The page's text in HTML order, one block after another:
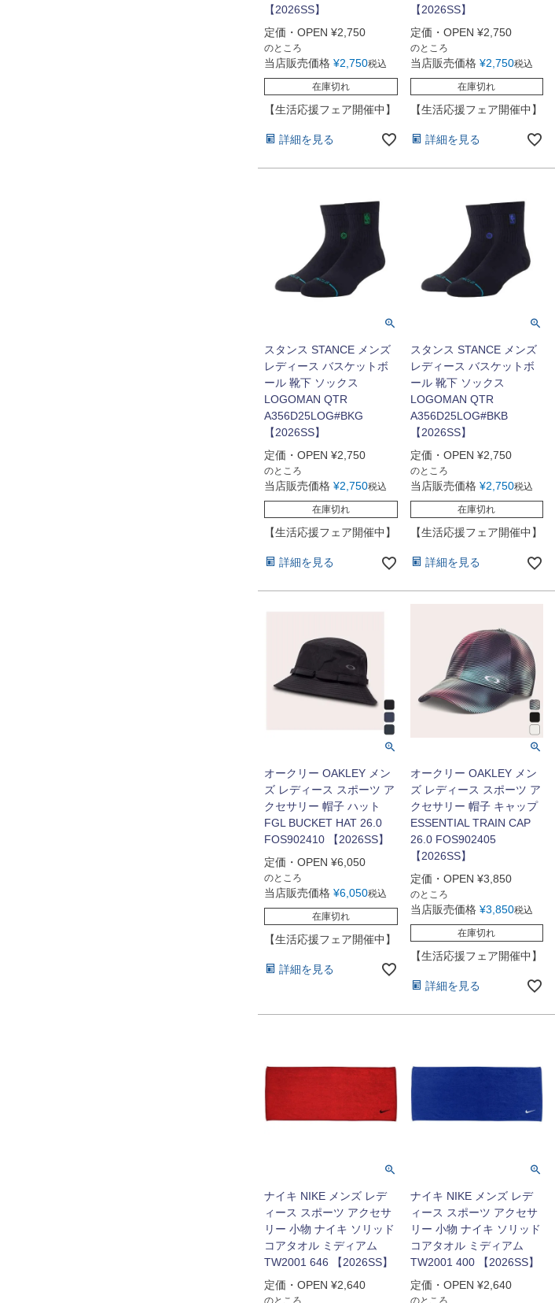
【2026SS】
定価・OPEN ¥2,750
のところ
当店販売価格 ¥2,750税込
在庫切れ
【生活応援フェア開催中】
詳細を見る
【2026SS】
定価・OPEN ¥2,750
のところ
当店販売価格 ¥2,750税込
在庫切れ
【生活応援フェア開催中】
詳細を見る
スタンス STANCE メンズ
レディース バスケットボ
ール 靴下 ソックス
LOGOMAN QTR
A356D25LOG#BKG
【2026SS】
定価・OPEN ¥2,750
のところ
当店販売価格 ¥2,750税込
在庫切れ
【生活応援フェア開催中】
詳細を見る
スタンス STANCE メンズ
レディース バスケットボ
ール 靴下 ソックス
LOGOMAN QTR
A356D25LOG#BKB
【2026SS】
定価・OPEN ¥2,750
のところ
当店販売価格 ¥2,750税込
在庫切れ
【生活応援フェア開催中】
詳細を見る
オークリー OAKLEY メン
ズ レディース スポーツ ア
クセサリー 帽子 ハット
FGL BUCKET HAT 26.0
FOS902410 【2026SS】
定価・OPEN ¥6,050
のところ
当店販売価格 ¥6,050税込
在庫切れ
【生活応援フェア開催中】
詳細を見る
オークリー OAKLEY メン
ズ レディース スポーツ ア
クセサリー 帽子 キャップ
ESSENTIAL TRAIN CAP
26.0 FOS902405
【2026SS】
定価・OPEN ¥3,850
のところ
当店販売価格 ¥3,850税込
在庫切れ
【生活応援フェア開催中】
詳細を見る
ナイキ NIKE メンズ レデ
ィース スポーツ アクセサ
リー 小物 ナイキ ソリッド
コアタオル ミディアム
TW2001 646 【2026SS】
定価・OPEN ¥2,640
ナイキ NIKE メンズ レデ
ィース スポーツ アクセサ
リー 小物 ナイキ ソリッド
コアタオル ミディアム
TW2001 400 【2026SS】
定価・OPEN ¥2,640